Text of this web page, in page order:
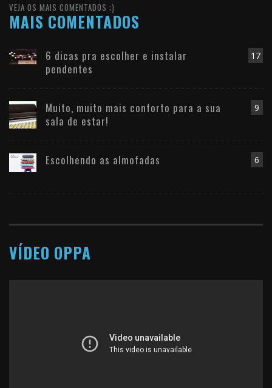
VEJA OS MAIS COMENTADOS ;)
MAIS COMENTADOS
17
6 dicas pra escolher e instalar
pendentes
9
Muito, muito mais conforto para a sua
sala de estar!
6
Escolhendo as almofadas
VÍDEO OPPA